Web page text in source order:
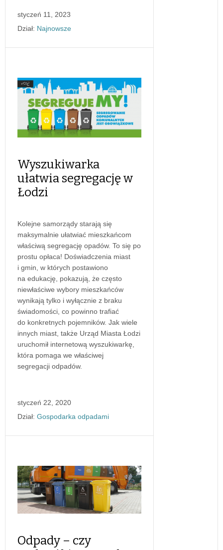
styczeń 11, 2023
Dział: Najnowsze
Wyszukiwarka
ułatwia segregację w
Łodzi
Kolejne samorządy starają się
maksymalnie ułatwiać mieszkańcom
właściwą segregację opadów. To się po
prostu opłaca! Doświadczenia miast
i gmin, w których postawiono
na edukację, pokazują, że często
niewłaściwe wybory mieszkańców
wynikają tylko i wyłącznie z braku
świadomości, co powinno trafiać
do konkretnych pojemników. Jak wiele
innych miast, także Urząd Miasta Łodzi
uruchomił internetową wyszukiwarkę,
która pomaga we właściwej
segregacji odpadów.
styczeń 22, 2020
Dział: Gospodarka odpadami
Odpady – czy